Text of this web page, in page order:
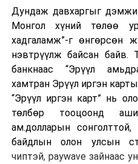
Дундаж давхаргыг
Монгол хүний төлөө
хадгаламж”-г өнгөрсөн
нэвтрүүлж байсан байв.
банкнаас “Эрүүл
хамтран Эрүүл иргэн
“Эрүүл иргэн карт” нь
төлбөр тооцоонд
ам.долларын
байдлын олон улсын
чиптэй, paywave зайнаас